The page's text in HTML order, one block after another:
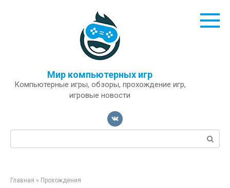
Мир компьютерных игр
Компьютерные игры, обзоры, прохождение игр,
игровые новости
Поиск:
Главная » Прохождения